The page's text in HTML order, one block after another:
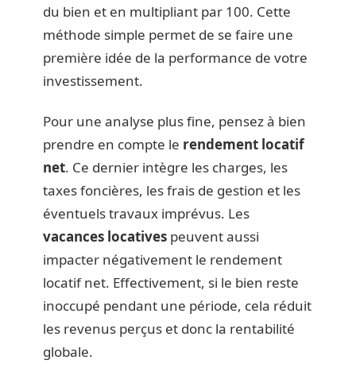
du bien et en multipliant par 100. Cette
méthode simple permet de se faire une
première idée de la performance de votre
investissement.
Pour une analyse plus fine, pensez à bien
prendre en compte le rendement locatif
net. Ce dernier intègre les charges, les
taxes foncières, les frais de gestion et les
éventuels travaux imprévus. Les
vacances locatives peuvent aussi
impacter négativement le rendement
locatif net. Effectivement, si le bien reste
inoccupé pendant une période, cela réduit
les revenus perçus et donc la rentabilité
globale.